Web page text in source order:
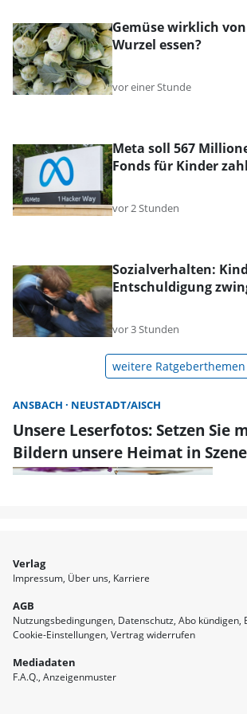
Gemüse wirklich
Wurzel essen?
vor einer Stunde
Meta soll 567
Fonds für Kinder
vor 2 Stunden
Sozialverhalten:
Entschuldigung
vor 3 Stunden
weitere Ratgeberthemen
ANSBACH NEUSTADT/AISCH
Unsere Leserfotos: Setzen Sie
Bildern unsere Heimat in Szene
Verlag
Impressum Über uns Karriere
AGB
Nutzungsbedingungen Datenschutz Abo kündigen
Cookie-Einstellungen Vertrag widerrufen
Mediadaten
F.A.Q. Anzeigenmuster